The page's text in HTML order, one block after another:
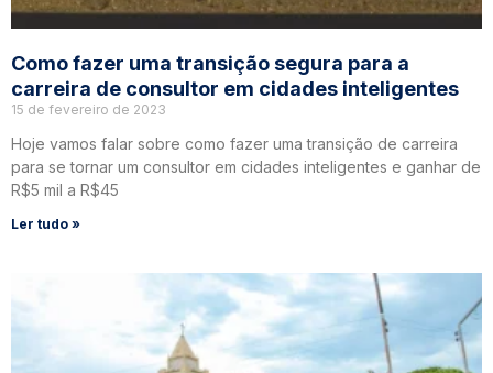
Como fazer uma transição segura para a
carreira de consultor em cidades inteligentes
15 de fevereiro de 2023
Hoje vamos falar sobre como fazer uma transição de carreira
para se tornar um consultor em cidades inteligentes e ganhar de
R$5 mil a R$45
Ler tudo »